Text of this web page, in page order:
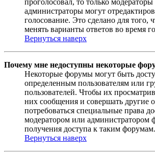
администраторы могут
голосование. Это сделано для того,
менять варианты ответов во время
Вернуться наверх
Почему мне недоступны некоторые
Некоторые форумы могут быть
определенным пользователям или
пользователей. Чтобы их
них сообщения и совершать другие
потребоваться специальные права
модератором или администратором
получения доступа к таким форумам.
Вернуться наверх